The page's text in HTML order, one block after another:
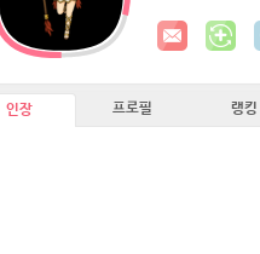
인장 프로필 랭킹